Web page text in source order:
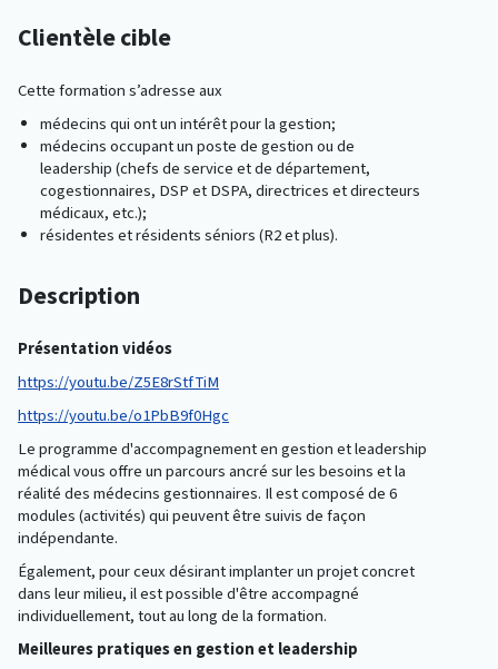
Clientèle cible
Cette formation s’adresse aux
médecins qui ont un intérêt pour la gestion;
médecins occupant un poste de gestion ou de
leadership (chefs de service et de département,
cogestionnaires, DSP et DSPA, directrices et directeurs
médicaux, etc.);
résidentes et résidents séniors (R2 et plus).
Description
Présentation vidéos
https://youtu.be/Z5E8rStfTiM
https://youtu.be/o1PbB9f0Hgc
Le programme d'accompagnement en gestion et leadership
médical vous offre un parcours ancré sur les besoins et la
réalité des médecins gestionnaires. Il est composé de 6
modules (activités) qui peuvent être suivis de façon
indépendante.
Également, pour ceux désirant implanter un projet concret
dans leur milieu, il est possible d'être accompagné
individuellement, tout au long de la formation.
Meilleures pratiques en gestion et leadership